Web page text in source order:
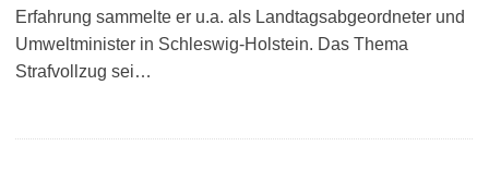
Erfahrung sammelte er u.a. als Landtagsabgeordneter und
Umweltminister in Schleswig-Holstein. Das Thema
Strafvollzug sei…